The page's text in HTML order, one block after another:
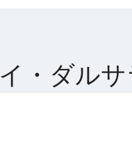
・ダル